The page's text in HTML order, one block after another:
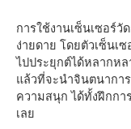
การใช้งานเซ็นเซอร์วั
ง่ายดาย โดยตัวเซ็นเ
ไปประยุกต์ได้หลากห
แล้วที่จะนำจินตนากา
ความสนุก ได้ทั้งฝึกกา
เลย